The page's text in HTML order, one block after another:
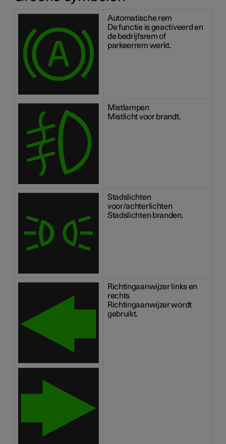
Automatische rem
De functie is geactiveerd en
de bedrijfsrem of
parkeerrem werkt.
Mistlampen
Mistlicht voor brandt.
Stadslichten
voor/achterlichten
Stadslichten branden.
Richtingaanwijzer links en
rechts
Richtingaanwijzer wordt
gebruikt.